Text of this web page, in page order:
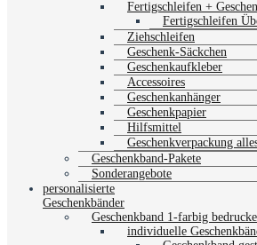
Fertigschleifen +
Fertigschleifen
Ziehschleifen
Geschenk-Säckchen
Geschenkaufkleber
Accessoires
Geschenkanhänger
Geschenkpapier
Hilfsmittel
Geschenkverpackung
Geschenkband-Pakete
Sonderangebote
personalisierte
Geschenkbänder
Geschenkband 1-farbig
individuelle